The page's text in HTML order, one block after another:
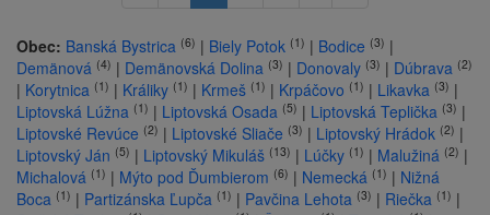
Obec: Banská Bystrica (6) | Biely Potok (1) | Bodice (3) |
Demänová (4) | Demänovská Dolina (3) | Donovaly (3) | Dúbrava (2)
| Korytnica (1) | Králiky (1) | Krmeš (1) | Krpáčovo (1) | Likavka (3) |
Liptovská Lúžna (1) | Liptovská Osada (5) | Liptovská Teplička (3) |
Liptovské Revúce (2) | Liptovské Sliače (3) | Liptovský Hrádok (2) |
Liptovský Ján (5) | Liptovský Mikuláš (13) | Lúčky (1) | Malužiná (2) |
Michalová (1) | Mýto pod Ďumbierom (6) | Nemecká (1) | Nižná
Boca (1) | Partizánska Ľupča (1) | Pavčina Lehota (3) | Riečka (1) |